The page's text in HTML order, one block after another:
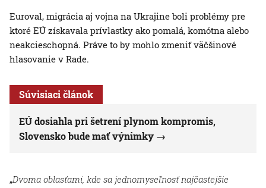
Euroval, migrácia aj vojna na Ukrajine boli problémy pre
ktoré EÚ získavala prívlastky ako pomalá, komótna alebo
neakcieschopná. Práve to by mohlo zmeniť väčšinové
hlasovanie v Rade.
Súvisiaci článok
EÚ dosiahla pri šetrení plynom kompromis,
Slovensko bude mať výnimky
„Dvoma oblasťami, kde sa jednomyseľnosť najčastejšie